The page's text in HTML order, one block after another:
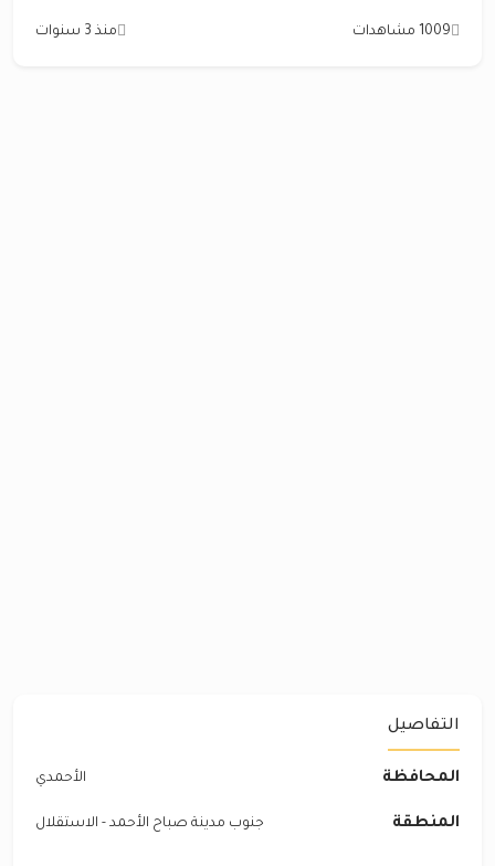
1009 مشاهدات منذ 3 سنوات
التفاصيل
المحافظة الأحمدي
المنطقة جنوب مدينة صباح الأحمد - الاستقلال